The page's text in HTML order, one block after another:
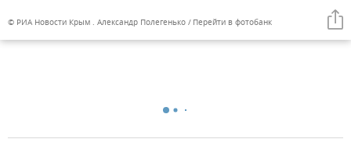
© РИА Новости Крым . Александр Полегенько Перейти в фотобанк